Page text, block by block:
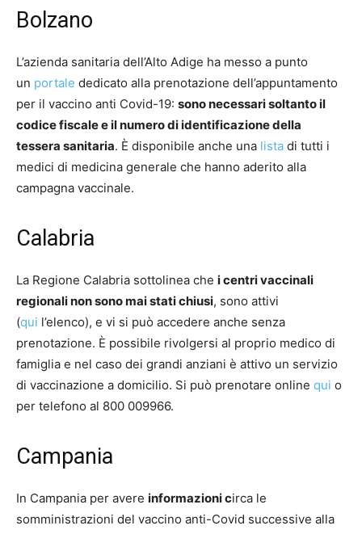
Bolzano
L’azienda sanitaria dell’Alto Adige ha messo a punto
un portale dedicato alla prenotazione dell’appuntamento
per il vaccino anti Covid-19: sono necessari soltanto il
codice fiscale e il numero di identificazione della
tessera sanitaria. È disponibile anche una lista di tutti i
medici di medicina generale che hanno aderito alla
campagna vaccinale.
Calabria
La Regione Calabria sottolinea che i centri vaccinali
regionali non sono mai stati chiusi, sono attivi
(qui l’elenco), e vi si può accedere anche senza
prenotazione. È possibile rivolgersi al proprio medico di
famiglia e nel caso dei grandi anziani è attivo un servizio
di vaccinazione a domicilio. Si può prenotare online qui o
per telefono al 800 009966.
Campania
In Campania per avere informazioni circa le
somministrazioni del vaccino anti-Covid successive alla